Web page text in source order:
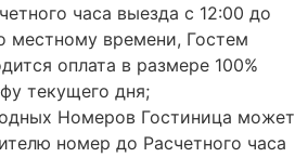
часа выезда с 12:00 до
местному времени, Гостем
оплата в размере 100%
текущего дня;
Номеров Гостиница может
номер до Расчетного часа